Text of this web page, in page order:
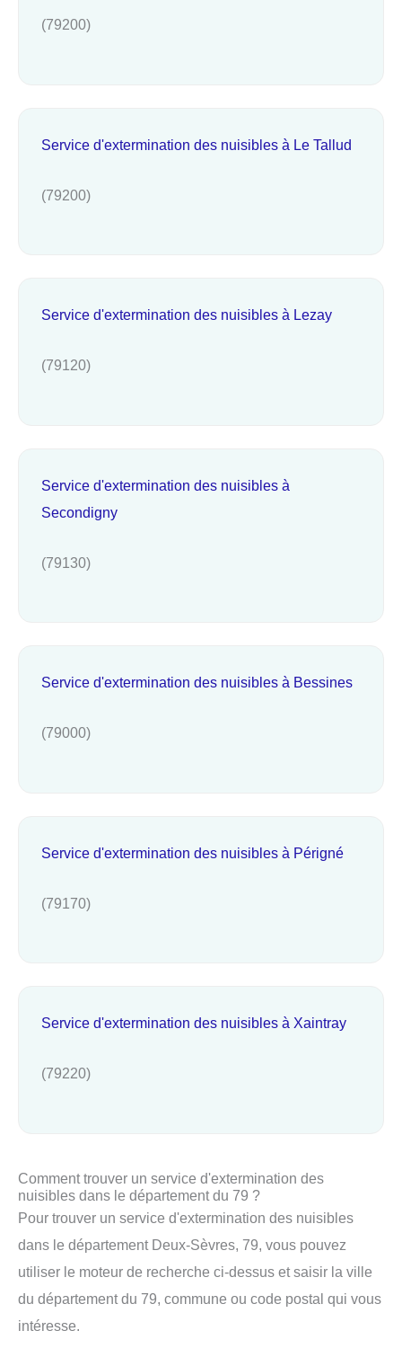
(79200)
Service d'extermination des nuisibles à Le Tallud
(79200)
Service d'extermination des nuisibles à Lezay
(79120)
Service d'extermination des nuisibles à
Secondigny
(79130)
Service d'extermination des nuisibles à Bessines
(79000)
Service d'extermination des nuisibles à Périgné
(79170)
Service d'extermination des nuisibles à Xaintray
(79220)
Comment trouver un service d'extermination des
nuisibles dans le département du 79 ?
Pour trouver un service d'extermination des nuisibles
dans le département Deux-Sèvres, 79, vous pouvez
utiliser le moteur de recherche ci-dessus et saisir la ville
du département du 79, commune ou code postal qui vous
intéresse.